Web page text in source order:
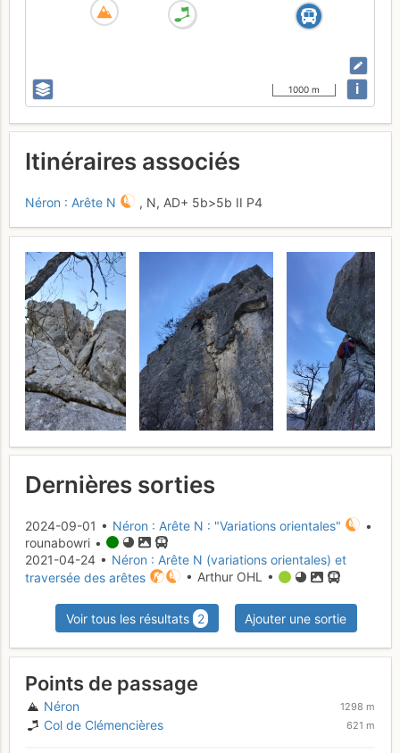
1000 m i
Itinéraires associés
Néron : Arête N , N, AD+ 5b>5b II P4
Dernières sorties
2024-09-01 • Néron : Arête N : "Variations orientales"
•
rounabowri •
2021-04-24 • Néron : Arête N (variations orientales) et
traversée des arêtes
• Arthur OHL •
Voir tous les résultats 2 Ajouter une sortie
Points de passage
Néron 1298 m
Col de Clémencières 621 m